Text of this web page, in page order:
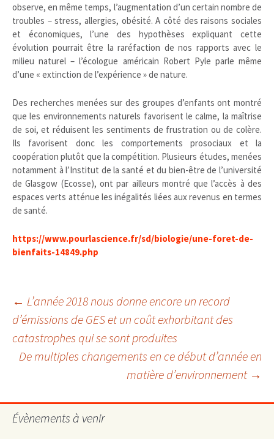
observe, en même temps, l’augmentation d’un certain nombre de
troubles – stress, allergies, obésité. A côté des raisons sociales
et économiques, l’une des hypothèses expliquant cette
évolution pourrait être la raréfaction de nos rapports avec le
milieu naturel – l’écologue américain Robert Pyle parle même
d’une « extinction de l’expérience » de nature.
Des recherches menées sur des groupes d’enfants ont montré
que les environnements naturels favorisent le calme, la maîtrise
de soi, et réduisent les sentiments de frustration ou de colère.
Ils ­favorisent donc les comportements ­prosociaux et la
coopération plutôt que la compétition. Plusieurs études, menées
notamment à l’Institut de la santé et du bien-être de l’université
de Glasgow (Ecosse), ont par ailleurs montré que l’accès à des
espaces verts atténue les inégalités liées aux revenus en termes
de santé.
https://www.pourlascience.fr/sd/biologie/une-foret-de-
bienfaits-14849.php
Navigation
des
← L’année 2018 nous donne encore un record
d’émissions de GES et un coût exhorbitant des
catastrophes qui se sont produites
De multiples changements en ce début d’année en
matière d’environnement →
Évènements à venir